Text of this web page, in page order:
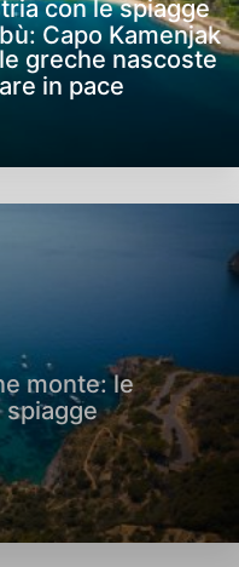
con le spiagge
Capo Kamenjak
monte: le
greche nascoste
in pace